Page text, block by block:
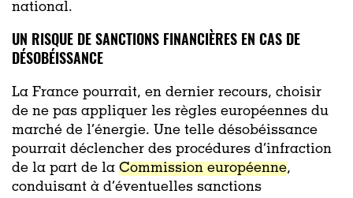
national.
UN RISQUE DE SANCTIONS FINANCIÈRES EN CAS DE
DÉSOBÉISSANCE
La France pourrait, en dernier recours, choisir
de ne pas appliquer les règles européennes du
marché de l’énergie. Une telle désobéissance
pourrait déclencher des procédures d’infraction
de la part de la Commission européenne,
conduisant à d’éventuelles sanctions